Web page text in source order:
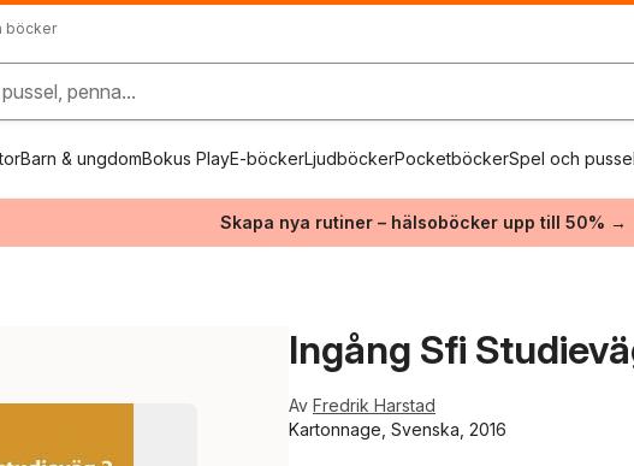
böcker
penna...
Barn & ungdomBokus PlayE-böckerLjudböckerPocketböckerSpel och pussel
Skapa nya rutiner – hälsoböcker upp till 50% →
Ingång Sfi
Av Fredrik Harstad
Kartonnage, Svenska, 2016